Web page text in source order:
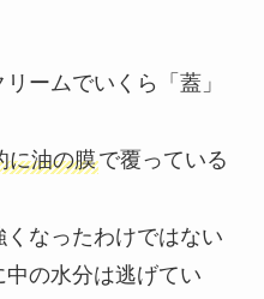
ームでいくら「蓋」
に油の膜で覆っている
なったわけではない
の水分は逃げてい